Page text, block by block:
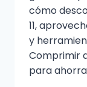
cómo
11,
y
Comprimir
para